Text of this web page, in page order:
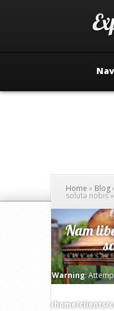
Home » Blog
soluta nobis»
Nam
Warning:
/home/clients/